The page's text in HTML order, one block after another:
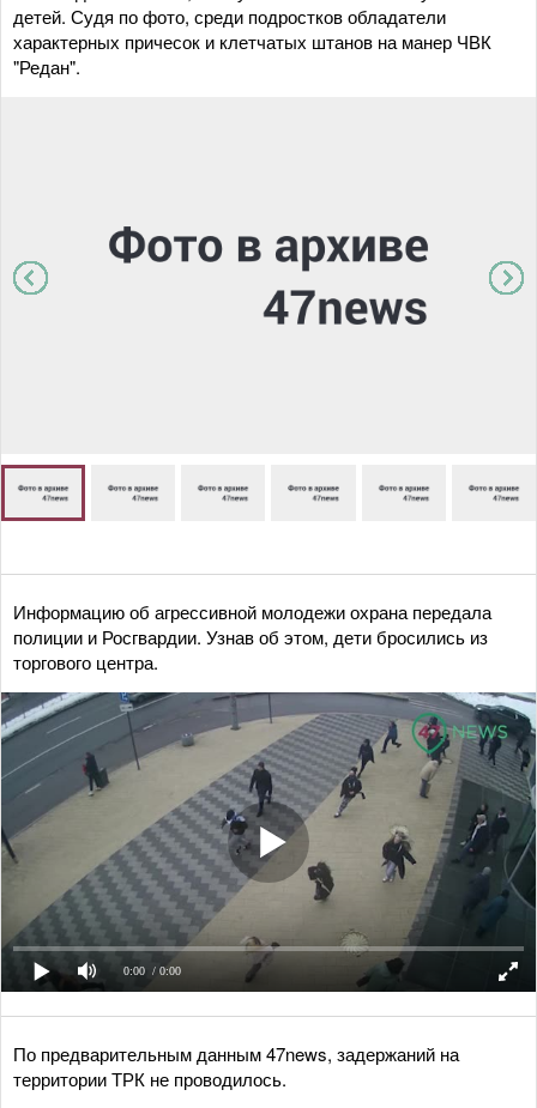
детей. Судя по фото, среди подростков обладатели
характерных причесок и клетчатых штанов на манер ЧВК
"Редан".
Информацию об агрессивной молодежи охрана передала
полиции и Росгвардии. Узнав об этом, дети бросились из
торгового центра.
0:00 / 0:00
По предварительным данным 47news, задержаний на
территории ТРК не проводилось.